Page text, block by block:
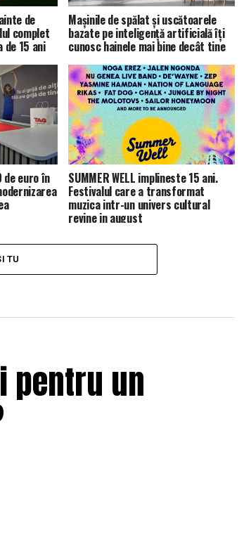
de
complet
15 ani
Mașinile de spălat și uscătoarele
bazate pe inteligență artificială îți
cunosc hainele mai bine decât tine
de euro în SUMMER WELL implineste 15 ani.
Festivalul care a transformat
muzica intr-un univers cultural
revine in august
TU
pentru un